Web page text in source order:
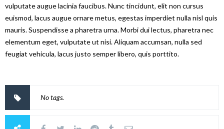
vulputate augue lacinia faucibus. Nunc tincidunt, elit non cursus
euismod, lacus augue ornare metus, egestas imperdiet nulla nisl quis
mauris. Suspendisse a pharetra urna. Morbi dui lectus, pharetra nec
elementum eget, vulputate ut nisi. Aliquam accumsan, nulla sed
feugiat vehicula, lacus justo semper libero, quis porttito.
No tags.